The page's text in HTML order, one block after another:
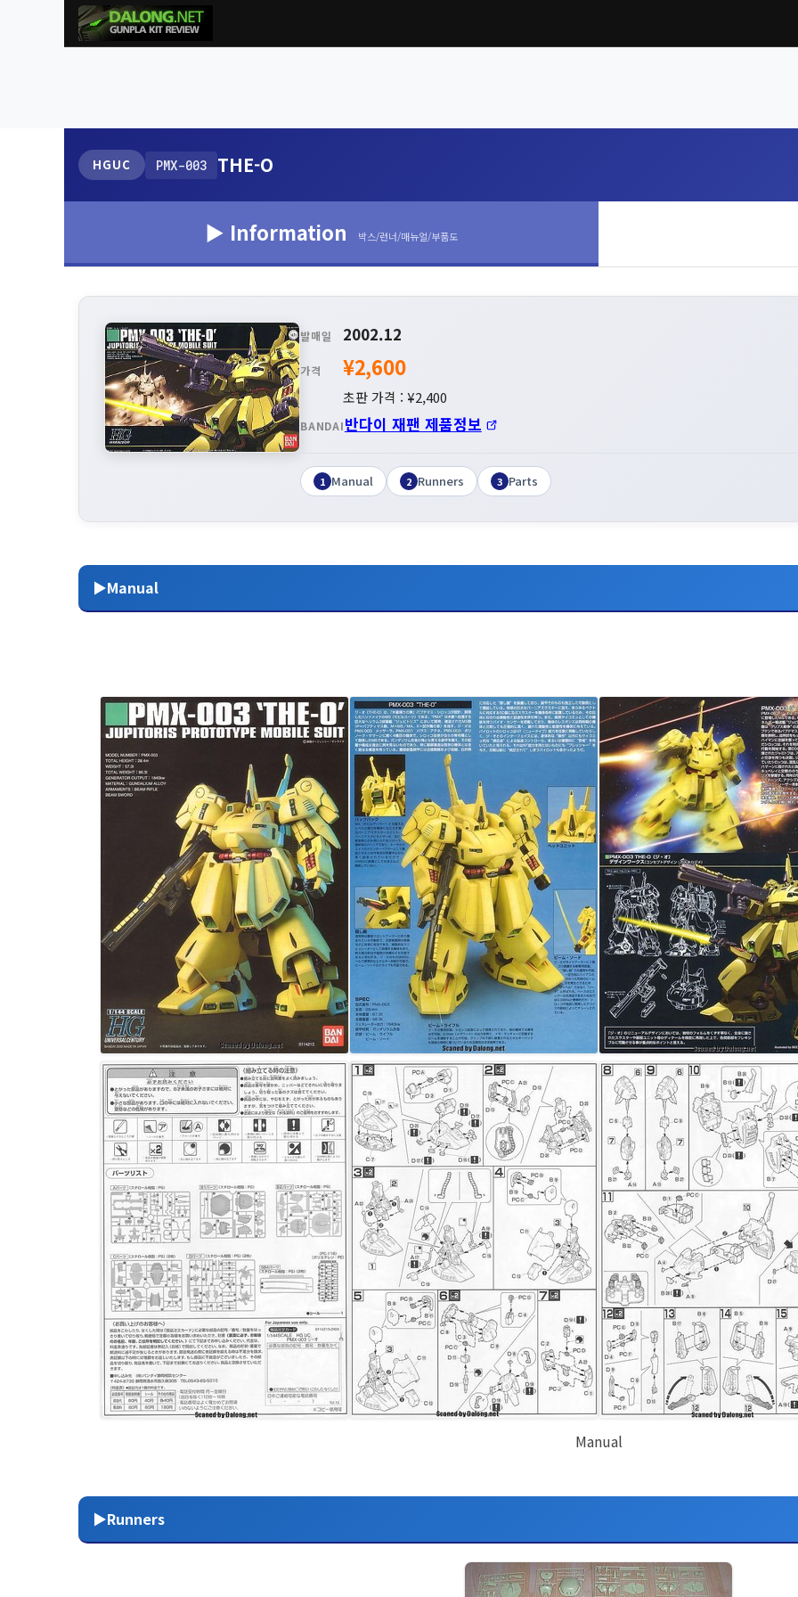
HGUC PMX-003 THE-O
▶ Information 박스/런너/매뉴얼/부품도
발매일 2002.12
가격 ¥2,600
초판 가격 : ¥2,400
BANDAI반다이 재팬 제품정보
1 Manual 2 Runners 3 Parts
▶Manual
Manual
▶Runners